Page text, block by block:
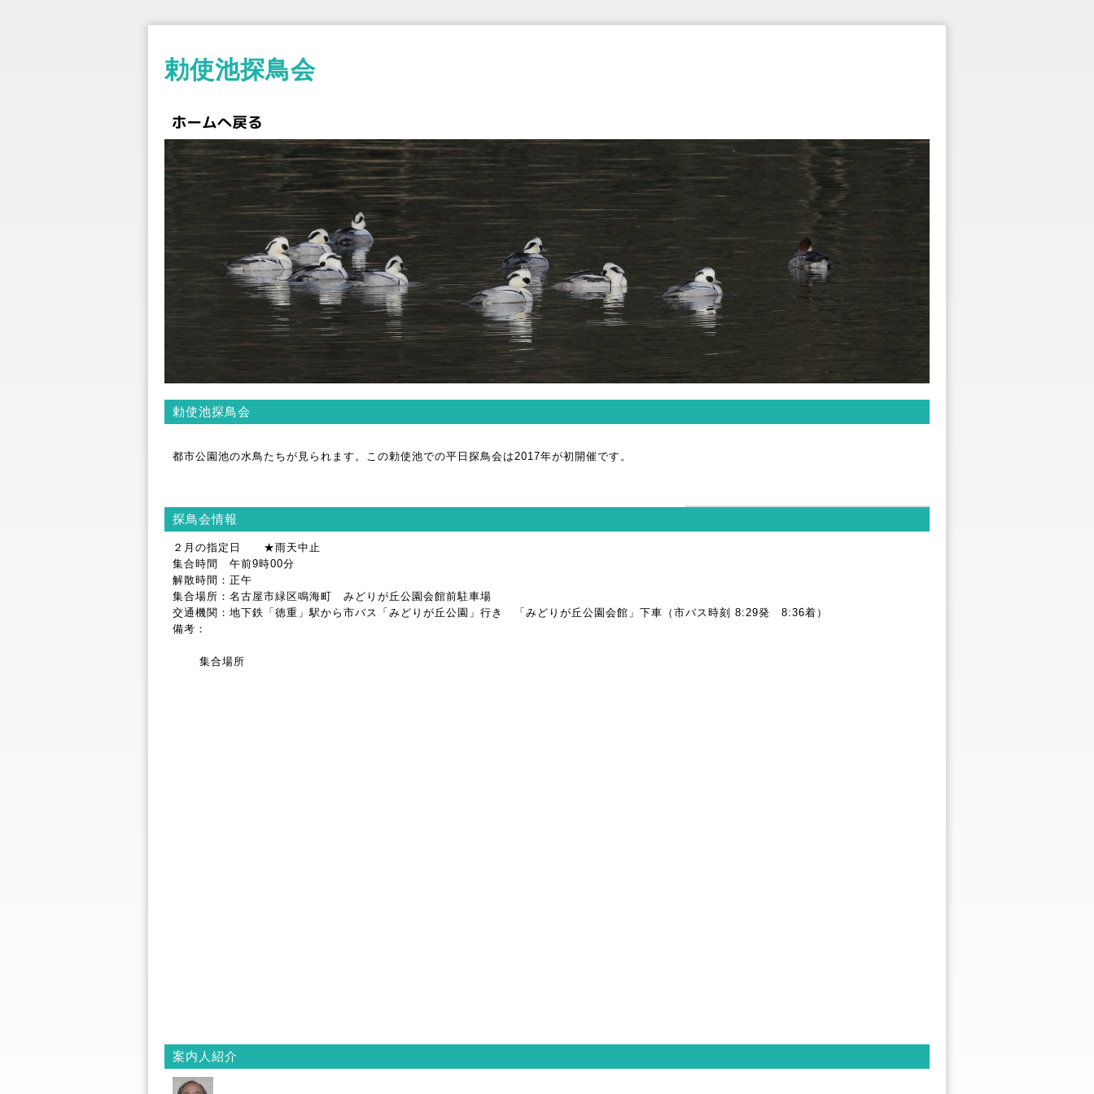
勅使池探鳥会
勅使池探鳥会
都市公園池の水鳥たちが見られます。この勅使池での平日探鳥会は2017年が初開催です。
探鳥会情報
２月の指定日 ★雨天中止
集合時間 午前9時00分
解散時間：正午
集合場所：名古屋市緑区鳴海町 みどりが丘公園会館前駐車場
交通機関：地下鉄「徳重」駅から市バス「みどりが丘公園」行き 「みどりが丘公園会館」下車（市バス時刻 8:29発 8:36着）
備考：
集合場所
案内人紹介